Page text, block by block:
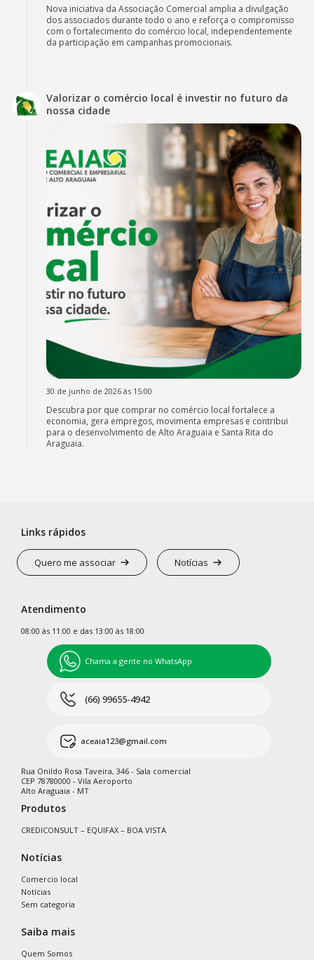
Nova iniciativa da Associação Comercial amplia a divulgação
dos associados durante todo o ano e reforça o compromisso
com o fortalecimento do comércio local, independentemente
da participação em campanhas promocionais.
Valorizar o comércio local é investir no futuro da
nossa cidade
30 de junho de 2026 às 15:00
Descubra por que comprar no comércio local fortalece a
economia, gera empregos, movimenta empresas e contribui
para o desenvolvimento de Alto Araguaia e Santa Rita do
Araguaia.
Links rápidos
Quero me associar Notícias
Atendimento
08:00 às 11:00 e das 13:00 às 18:00
Chama a gente no WhatsApp
(66) 99655-4942
aceaia123@gmail.com
Rua Onildo Rosa Taveira, 346 - Sala comercial
CEP 78780000 - Vila Aeroporto
Alto Araguaia - MT
Produtos
CREDICONSULT – EQUIFAX – BOA VISTA
Notícias
Comercio local
Notícias
Sem categoria
Saiba mais
Quem Somos